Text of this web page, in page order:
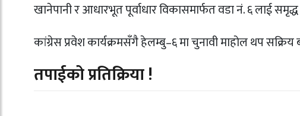
खानेपानी र आधारभूत पूर्वाधार विकासमार्फत वडा नं. ६ लाई
कांग्रेस प्रवेश कार्यक्रमसँगै हेलम्बु–६ मा चुनावी माहोल थप
तपाईको प्रतिक्रिया !